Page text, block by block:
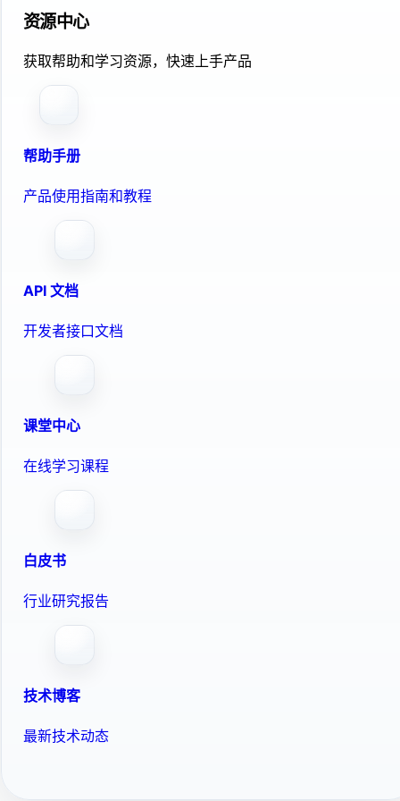
资源中心
获取帮助和学习资源，快速上手产品
帮助手册
产品使用指南和教程
API 文档
开发者接口文档
课堂中心
在线学习课程
白皮书
行业研究报告
技术博客
最新技术动态